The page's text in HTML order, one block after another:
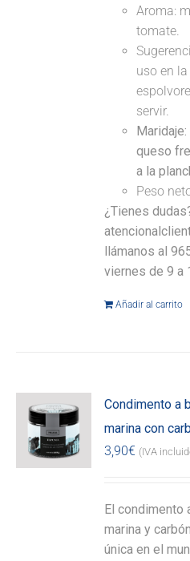
Aroma:
tomate.
uso en
servir.
Maridaje:
queso
a la
Peso
¿Tienes
llámanos al
viernes de 9 a
Añadir al carrito
Condimento a
marina con
3,90€ (IVA
El condimento
marina y
única en el